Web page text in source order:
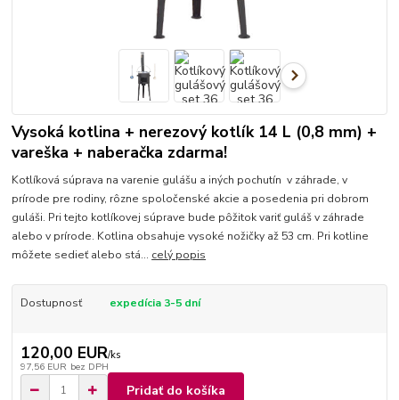
Vysoká kotlina + nerezový kotlík 14 L (0,8 mm) +
vareška + naberačka zdarma!
Kotlíková súprava na varenie gulášu a iných pochutín v záhrade, v
prírode pre rodiny, rôzne spoločenské akcie a posedenia pri dobrom
guláši. Pri tejto kotlíkovej súprave bude pôžitok variť guláš v záhrade
alebo v prírode. Kotlina obsahuje vysoké nožičky až 53 cm. Pri kotline
môžete sedieť alebo stá... celý popis
Dostupnosť expedícia 3-5 dní
120,00 EUR/ks
97,56 EUR bez DPH
Pridať do košíka